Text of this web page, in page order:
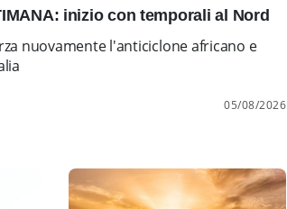
inizio con temporali al Nord
nuovamente l'anticiclone africano e
05/08/2026